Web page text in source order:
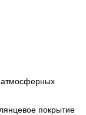
покрытие